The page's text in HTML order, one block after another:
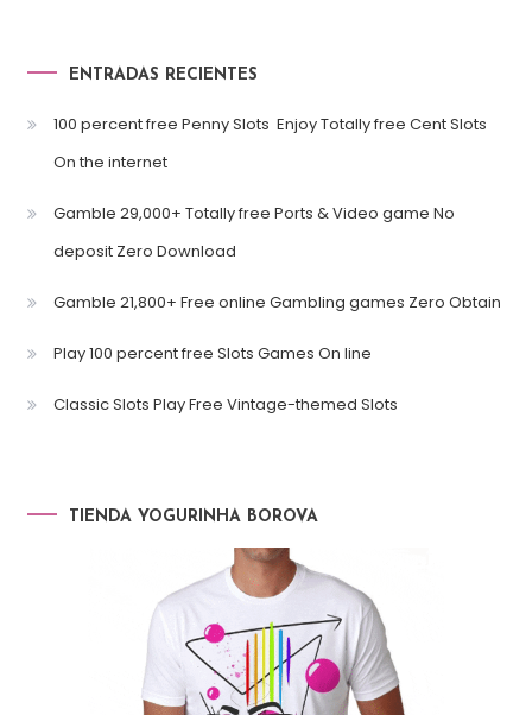
ENTRADAS RECIENTES
100 percent free Penny Slots ️ Enjoy Totally free Cent Slots
On the internet
Gamble 29,000+ Totally free Ports & Video game No
deposit Zero Download
Gamble 21,800+ Free online Gambling games Zero Obtain
Play 100 percent free Slots Games On line
Classic Slots Play Free Vintage-themed Slots
TIENDA YOGURINHA BOROVA